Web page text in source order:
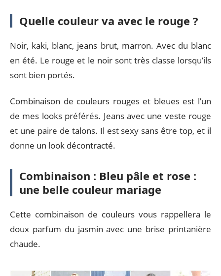
Quelle couleur va avec le rouge ?
Noir, kaki, blanc, jeans brut, marron. Avec du blanc
en été. Le rouge et le noir sont très classe lorsqu’ils
sont bien portés.
Combinaison de couleurs rouges et bleues est l’un
de mes looks préférés. Jeans avec une veste rouge
et une paire de talons. Il est sexy sans être top, et il
donne un look décontracté.
Combinaison : Bleu pâle et rose :
une belle couleur mariage
Cette combinaison de couleurs vous rappellera le
doux parfum du jasmin avec une brise printanière
chaude.